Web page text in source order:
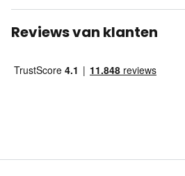
Reviews van klanten